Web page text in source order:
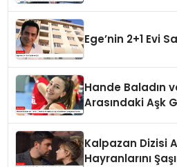
Ege’nin 2+1 Evi
Hande Baladın
Arasındaki Aşk
Kalpazan Dizisi
Hayranlarını